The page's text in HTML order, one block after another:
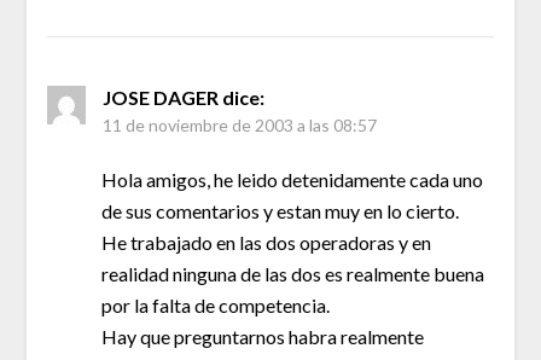
JOSE DAGER dice:
11 de noviembre de 2003 a las 08:57
Hola amigos, he leido detenidamente cada uno
de sus comentarios y estan muy en lo cierto.
He trabajado en las dos operadoras y en
realidad ninguna de las dos es realmente buena
por la falta de competencia.
Hay que preguntarnos habra realmente